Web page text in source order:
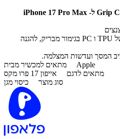
• שכבה חיצונית עשויה משילוב של TPU ו PC בגימור מבריק, להגנה
המסך ועדשות המצלמה.
מתאים למכשיר מבית Apple
מתאים לדגם אייפון 17 פרו מקס
סוג מוצר כיסוי מגן